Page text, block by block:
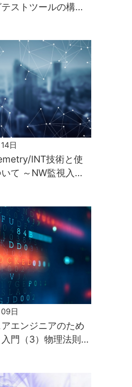
ストツールの構築
日
INT技術と使
て ～NW監視入門
日
エンジニアのため
門（3）物理法則が